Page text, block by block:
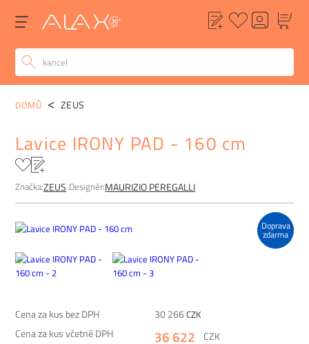
POPIS
DOMŮ ZEUS
Lavice IRONY PAD - 160 cm
Značka:ZEUS Designér:MAURIZIO PEREGALLI
Doprava
zdarma
Cena za kus bez DPH 30 266CZK
Cena za kus včetně DPH
36 622
CZK